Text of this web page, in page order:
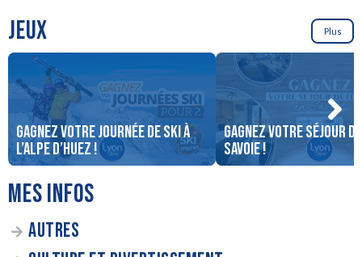
JEUX Plus
Gagnez votre journée de ski à
l’Alpe D’Huez !
Gagnez votre séjour
Savoie !
MES INFOS
AUTRES